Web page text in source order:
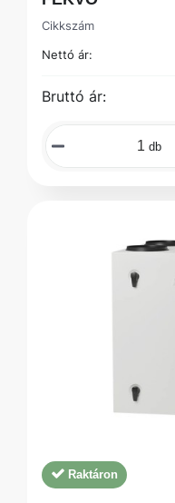
Cikkszám
Nettó ár:
Bruttó ár:
db
Raktáron